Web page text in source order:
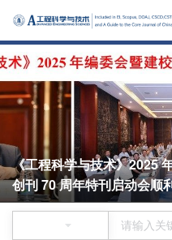
《工程科学与技术》2025
创刊 70 周年特刊启动会顺